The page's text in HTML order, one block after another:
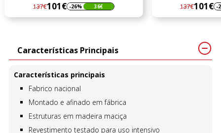
Regular
preço
137€101€
Preço -26% 36€
Regular
preço
137€101€
Preço -
Características Principais
Características principais
Fabrico nacional
Montado e afinado em fábrica
Estruturas em madeira maciça
Revestimento testado para uso intensivo